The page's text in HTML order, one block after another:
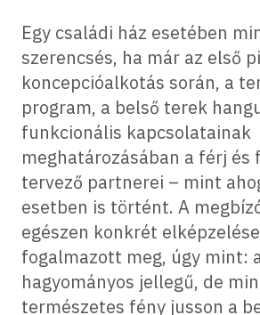
Egy családi ház esetében
szerencsés, ha már az első
koncepcióalkotás során, a
program, a belső terek
funkcionális kapcsolatainak
meghatározásában a férj és
tervező partnerei – mint
esetben is történt. A
egészen konkrét
fogalmazott meg, úgy mint:
hagyományos jellegű, de
természetes fény jusson a